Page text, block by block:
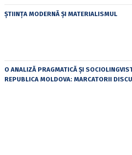
ȘTIINȚA MODERNĂ ȘI MATERIALISMUL
O ANALIZĂ PRAGMATICĂ ȘI
REPUBLICA MOLDOVA: MARCATORII